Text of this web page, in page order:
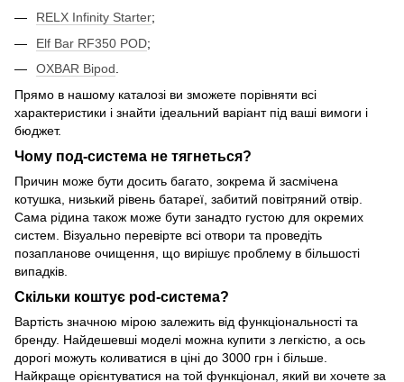
RELX Infinity Starter;
Elf Bar RF350 POD;
OXBAR Bipod
Прямо в нашому каталозі ви зможете порівняти всі
характеристики і знайти ідеальний варіант під ваші вимоги і
бюджет.
Чому под-система не тягнеться?
Причин може бути досить багато, зокрема й засмічена
котушка, низький рівень батареї, забитий повітряний отвір.
Сама рідина також може бути занадто густою для окремих
систем. Візуально перевірте всі отвори та проведіть
позапланове очищення, що вирішує проблему в більшості
випадків.
Скільки коштує pod-система?
Вартість значною мірою залежить від функціональності та
бренду. Найдешевші моделі можна купити з легкістю, а ось
дорогі можуть коливатися в ціні до 3000 грн і більше.
Найкраще орієнтуватися на той функціонал, який ви хочете за